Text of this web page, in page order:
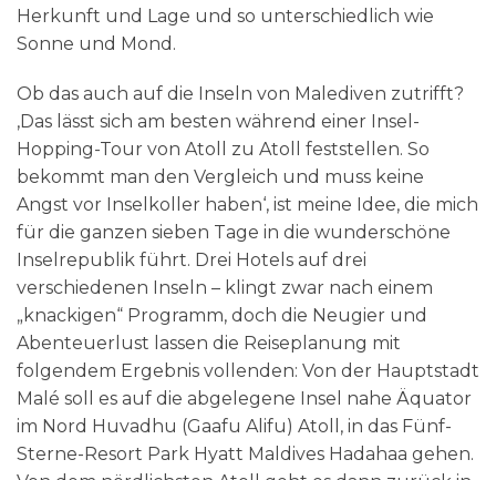
Herkunft und Lage und so unterschiedlich wie
Sonne und Mond.
Ob das auch auf die Inseln von Malediven zutrifft?
‚Das lässt sich am besten während einer Insel-
Hopping-Tour von Atoll zu Atoll feststellen. So
bekommt man den Vergleich und muss keine
Angst vor Inselkoller haben‘, ist meine Idee, die mich
für die ganzen sieben Tage in die wunderschöne
Inselrepublik führt. Drei Hotels auf drei
verschiedenen Inseln – klingt zwar nach einem
„knackigen“ Programm, doch die Neugier und
Abenteuerlust lassen die Reiseplanung mit
folgendem Ergebnis vollenden: Von der Hauptstadt
Malé soll es auf die abgelegene Insel nahe Äquator
im Nord Huvadhu (Gaafu Alifu) Atoll, in das Fünf-
Sterne-Resort Park Hyatt Maldives Hadahaa gehen.